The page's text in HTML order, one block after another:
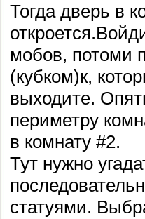
Тогда дверь в
мобов, потоми
(кубком)к,
выходите.
периметру
в комнату #2.
Тут нужно
статуями.